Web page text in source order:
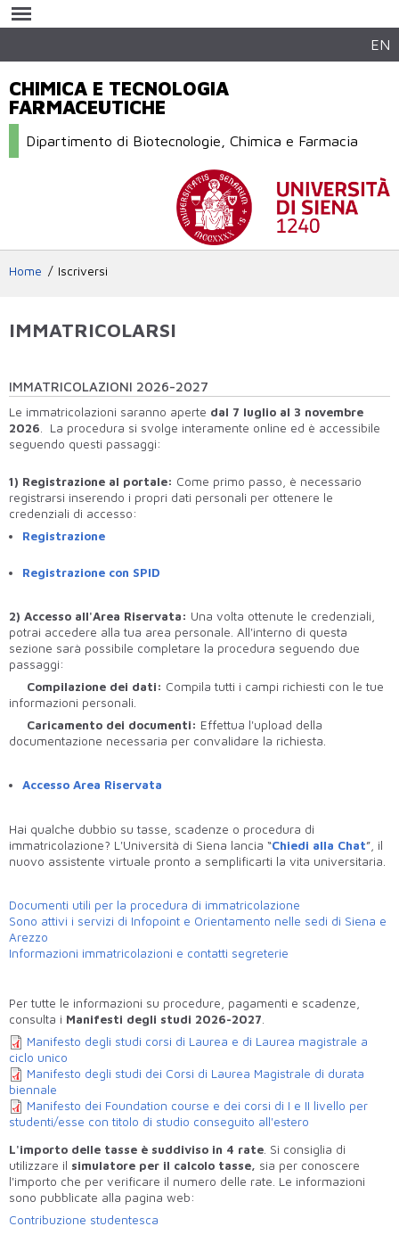
contenuto
EN
CHIMICA E TECNOLOGIA
FARMACEUTICHE
Dipartimento di Biotecnologie, Chimica e Farmacia
Home Iscriversi
IMMATRICOLARSI
IMMATRICOLAZIONI 2026-2027
Le immatricolazioni saranno aperte dal 7 luglio al 3 novembre
2026 . La procedura si svolge interamente online ed è accessibile
seguendo questi passaggi:
1) Registrazione al portale: Come primo passo, è necessario
registrarsi inserendo i propri dati personali per ottenere le
credenziali di accesso:
Registrazione
Registrazione con SPID
2) Accesso all'Area Riservata: Una volta ottenute le credenziali,
potrai accedere alla tua area personale. All'interno di questa
sezione sarà possibile completare la procedura seguendo due
passaggi:
Compilazione dei dati: Compila tutti i campi richiesti con le tue
informazioni personali.
Caricamento dei documenti: Effettua l'upload della
documentazione necessaria per convalidare la richiesta.
Accesso Area Riservata
Hai qualche dubbio su tasse, scadenze o procedura di
immatricolazione? L'Università di Siena lancia “Chiedi alla Chat”, il
nuovo assistente virtuale pronto a semplificarti la vita universitaria.
Documenti utili per la procedura di immatricolazione
Sono attivi i servizi di Infopoint e Orientamento nelle sedi di Siena e
Arezzo
Informazioni immatricolazioni e contatti segreterie
Per tutte le informazioni su procedure, pagamenti e scadenze,
consulta i Manifesti degli studi 2026-2027.
Manifesto degli studi corsi di Laurea e di Laurea magistrale a
ciclo unico
Manifesto degli studi dei Corsi di Laurea Magistrale di durata
biennale
Manifesto dei Foundation course e dei corsi di I e II livello per
studenti/esse con titolo di studio conseguito all'estero
L'importo delle tasse è suddiviso in 4 rate. Si consiglia di
utilizzare il simulatore per il calcolo tasse, sia per conoscere
l'importo che per verificare il numero delle rate. Le informazioni
sono pubblicate alla pagina web:
Contribuzione studentesca